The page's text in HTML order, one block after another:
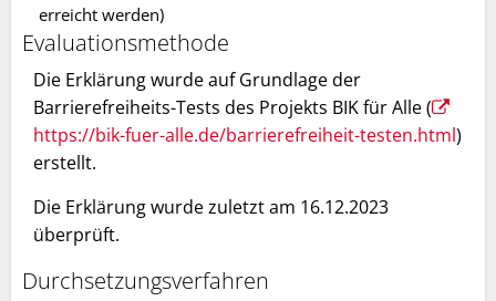
erreicht werden)
Evaluationsmethode
Die Erklärung wurde auf Grundlage der
Barrierefreiheits-Tests des Projekts BIK für Alle (
https://bik-fuer-alle.de/barrierefreiheit-testen.html)
erstellt.
Die Erklärung wurde zuletzt am 16.12.2023
überprüft.
Durchsetzungsverfahren